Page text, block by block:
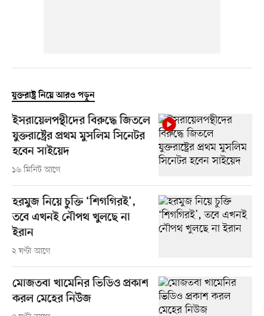
যুক্তরাষ্ট্র নিয়ে আরও পড়ুন
ইসরায়েলপন্থীদের বিরুদ্ধে জিতলে
যুক্তরাষ্ট্রের প্রথম মুসলিম সিনেটর
হবেন সাইয়েদ
১৬ মিনিট আগে
হরমুজ নিয়ে চুক্তি ‘শিগগিরই’,
তবে এখনই নৌপথ খুলছে না
ইরান
২ ঘণ্টা আগে
মোজতবা খামেনির ভিডিও প্রকাশ
করল মেহের নিউজ